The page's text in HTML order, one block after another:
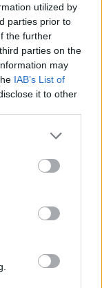
utilized by
parties prior to
the further
parties on the
may
IAB’s List of
it to other
more Google
may click to
party tags to
below Google
que “se
Estado
el trato
de los
las leyes
es un hito en
Aguayo,
siguieran
Sheinbaum
amenaza seria